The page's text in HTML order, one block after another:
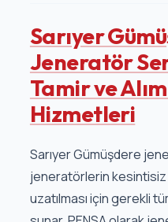
Sarıyer
Jeneratör
Tamir ve
Hizmetleri
Sarıyer Gümüşdere
jeneratörlerin kesintisiz
uzatılması için gerekli